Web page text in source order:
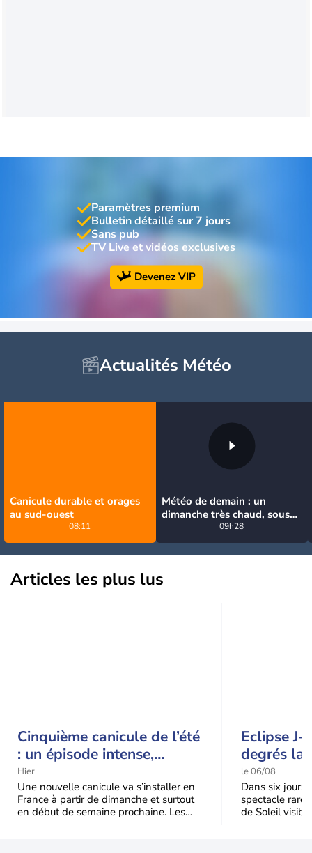
Paramètres premium
Bulletin détaillé sur 7 jours
Sans pub
TV Live et vidéos exclusives
Devenez VIP
Actualités Météo
Canicule durable et orages
au sud-ouest
08:11
Météo de demain : un
dimanche très chaud, sous
la menace de quelques
orages
09h28
Articles les plus lus
Cinquième canicule de l’été
: un épisode intense,
durable et étendu la
semaine prochaine
Hier
Une nouvelle canicule va s’installer en
France à partir de dimanche et surtout
en début de semaine prochaine. Les
Eclipse J-
degrés la
t-elle
l'éclipse
le 06/08
Dans six
spectacle rare
de Soleil